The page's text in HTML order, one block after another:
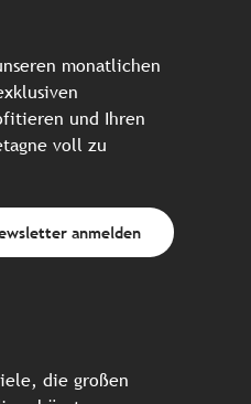
monatlichen
und Ihren
voll zu
anmelden
die großen